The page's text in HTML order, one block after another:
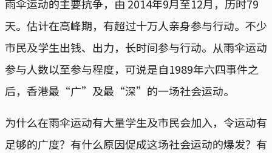
雨伞运动的主要抗争，由 2014年9月至12月，历时79
天。估计在高峰期，有超过十万人亲身参与行动。不少
市民及学生出钱、出力，长时间参与行动。从雨伞运动
参与人数以至参与程度，可说是自1989年六四事件之
后，香港最“广”及最“深”的一场社会运动。
为什么在雨伞运动有大量学生及市民会加入，令运动有
足够的广度？有什么原因促成这场社会运动的爆发？有